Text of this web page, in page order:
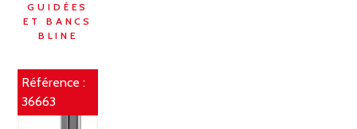
GUIDÉES
ET BANCS
BLINE
Référence :
36663